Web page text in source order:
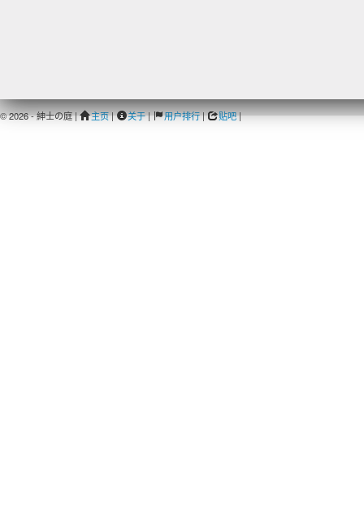
© 2026 - 紳士の庭 | 主页| 关于| 用户排行| 贴吧|